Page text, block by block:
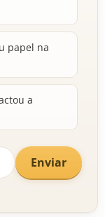
papel na
a
Enviar